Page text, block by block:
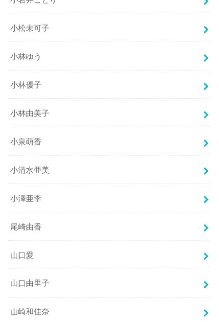
小松未可子
小林ゆう
小林優子
小林由美子
小泉萌香
小清水亜美
小澤亜李
尾崎由香
山口愛
山口由里子
山崎和佳奈